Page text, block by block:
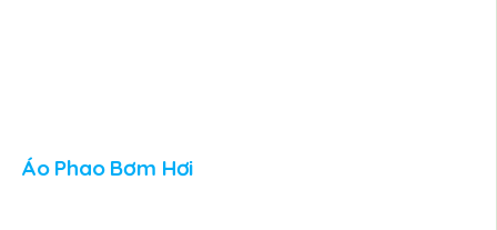
Áo Phao Bơm Hơi